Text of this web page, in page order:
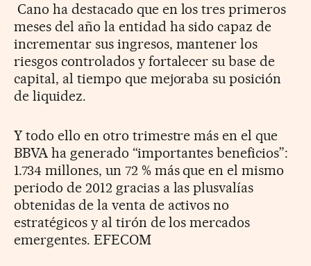
Cano ha destacado que en los tres primeros
meses del año la entidad ha sido capaz de
incrementar sus ingresos, mantener los
riesgos controlados y fortalecer su base de
capital, al tiempo que mejoraba su posición
de liquidez.
Y todo ello en otro trimestre más en el que
BBVA ha generado “importantes beneficios”:
1.734 millones, un 72 % más que en el mismo
periodo de 2012 gracias a las plusvalías
obtenidas de la venta de activos no
estratégicos y al tirón de los mercados
emergentes. EFECOM